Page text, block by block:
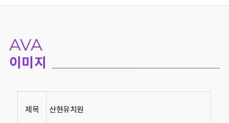
AVA
이미지
제목 산현유치원